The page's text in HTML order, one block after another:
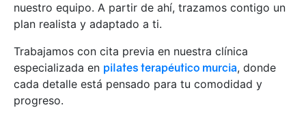
nuestro equipo. A partir de ahí, trazamos contigo un
plan realista y adaptado a ti.
Trabajamos con cita previa en nuestra clínica
especializada en pilates terapéutico murcia, donde
cada detalle está pensado para tu comodidad y
progreso.